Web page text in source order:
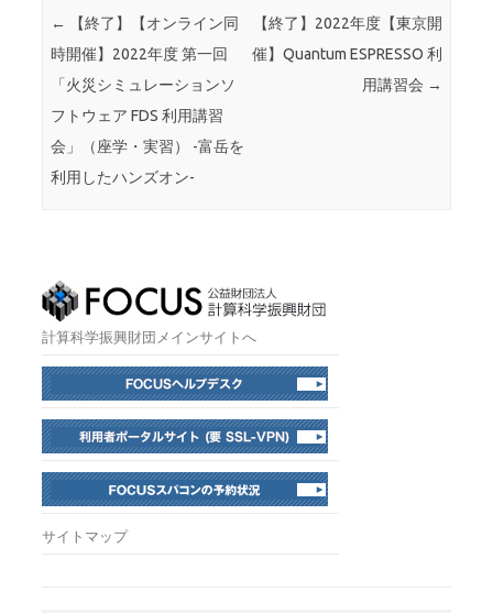
投稿ナビゲーション
←
【終了】【オンライン同
時開催】2022年度 第一回
「火災シミュレーションソ
フトウェア FDS 利用講習
会」（座学・実習） -富岳を
利用したハンズオン-
【終了】2022年度【東京開
催】Quantum ESPRESSO 利
用講習会 →
計算科学振興財団メインサイトへ
サイトマップ